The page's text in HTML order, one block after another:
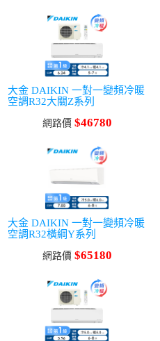
大金 DAIKIN 一對一變頻冷暖
空調R32大關Z系列
網路價 $46780
大金 DAIKIN 一對一變頻冷暖
空調R32橫綱Y系列
網路價 $65180